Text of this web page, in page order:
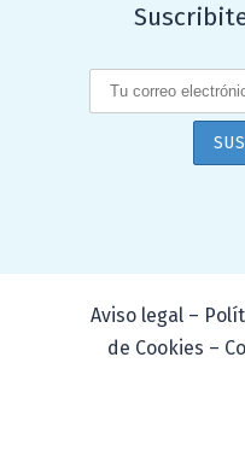
Aviso legal –
de Cookies –